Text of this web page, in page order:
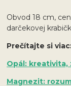
Obvod 18 cm,
darčekovej
Prečítajte si
Opál:
Magnezit: